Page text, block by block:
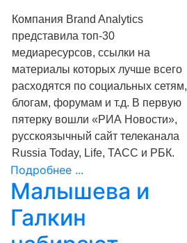
Компания Brand Analytics
представила топ-30
медиаресурсов, ссылки на
материалы которых лучше всего
расходятся по социальных сетям,
блогам, форумам и т.д. В первую
пятерку вошли «РИА Новости»,
русскоязычный сайт телеканала
Russia Today, Life, ТАСС и РБК.
Подробнее ...
Малышева и
Галкин